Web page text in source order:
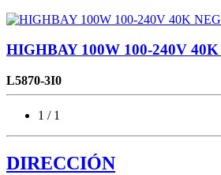
HIGHBAY 100W 100-240V
L5870-3I0
1 / 1
DIRECCIÓN